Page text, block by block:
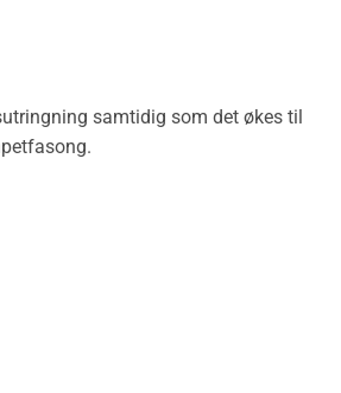
samtidig som det økes til